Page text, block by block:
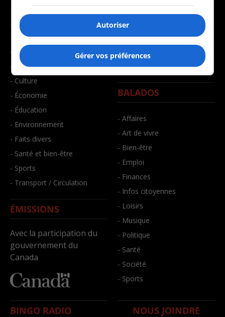
NOUVELLES
- Affaires municipales
- Communauté / Social
- Culture
- Économie
- Éducation
- Environnement
- Faits divers
- Santé et bien-être
- Sports
- Transport / Circulation
ÉMISSIONS
Avec la participation du
gouvernement du
Canada
MUSIQUE
- Décompte franco
- Joué récemment
BALADOS
- Affaires
- Art de vivre
- Bien-être
- Emploi
- Finances
- Infos citoyennes
- Loisirs
- Musique
- Politique
- Santé
- Société
- Sports
BINGO RADIO NOUS JOINDRE
Autoriser
Gérer vos préférences